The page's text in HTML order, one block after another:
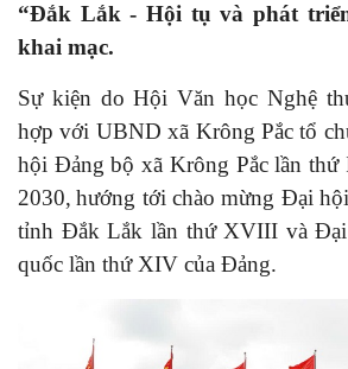
“Đắk Lắk - Hội tụ và phát
khai mạc.
Sự kiện do Hội Văn học Nghệ
hợp với UBND xã Krông Pắc tổ
hội Đảng bộ xã Krông Pắc lần
2030, hướng tới chào mừng Đại
tỉnh Đắk Lắk lần thứ XVIII và Đại
quốc lần thứ XIV của Đảng.